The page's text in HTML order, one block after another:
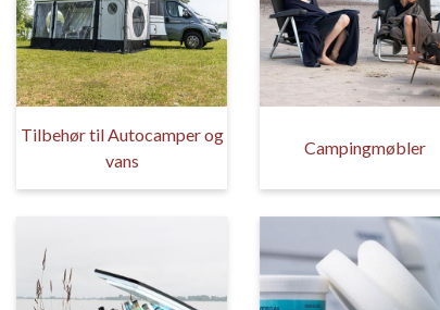
Tilbehør til Autocamper og
vans
Campingmøbler